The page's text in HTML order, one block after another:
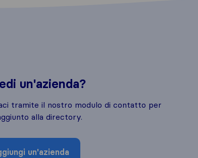
un'azienda?
tramite il nostro modulo di contatto per
alla directory.
un'azienda